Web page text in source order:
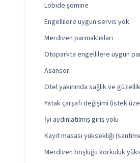
Lobide şömine
Engellilere uygun servis yok
Merdiven parmaklıkları
Otoparkta engellilere uygun
Asansör
Otel yakınında sağlık ve
Yatak çarşafı değişimi (istek
İyi aydınlatılmış giriş yolu
Kayıt masası yüksekliği
Merdiven boşluğu korkuluk